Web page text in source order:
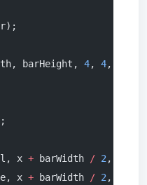
barHeight, 4, 4,
x + barWidth / 2 ,
x + barWidth / 2 , y